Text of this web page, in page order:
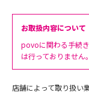
お取扱内容について
povoに関わる手続
は行っておりません。
店舗によって取り扱い